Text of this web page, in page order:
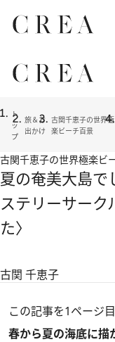
ト
ッ
プ
旅＆お
出かけ
古関千恵子の世界極
楽ビーチ百景
古関千恵子の世界極楽ビ
夏の奄美大島で
ステリーサーク
た〉
古関 千恵子
この記事を1ページ
春から夏の海底に描